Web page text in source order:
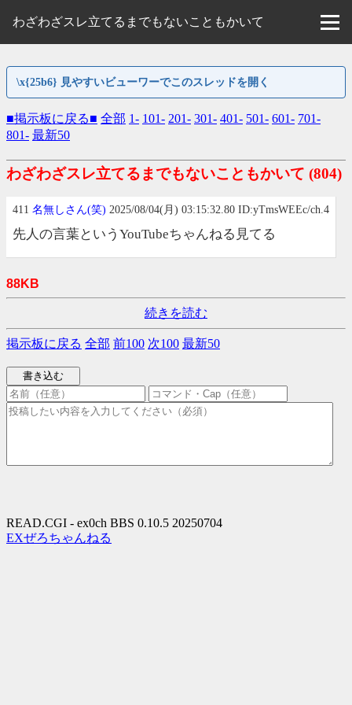
わざわざスレ立てるまでもないこともかいて
\x{25b6} 見やすいビューワーでこのスレッドを開く
■掲示板に戻る■ 全部 1- 101- 201- 301- 401- 501- 601- 701-
801- 最新50
わざわざスレ立てるまでもないこともかいて (804)
411 名無しさん(笑) 2025/08/04(月) 03:15:32.80 ID:yTmsWEEc/ch.4
先人の言葉というYouTubeちゃんねる見てる
88KB
続きを読む
掲示板に戻る 全部 前100 次100 最新50
READ.CGI - ex0ch BBS 0.10.5 20250704
EXぜろちゃんねる